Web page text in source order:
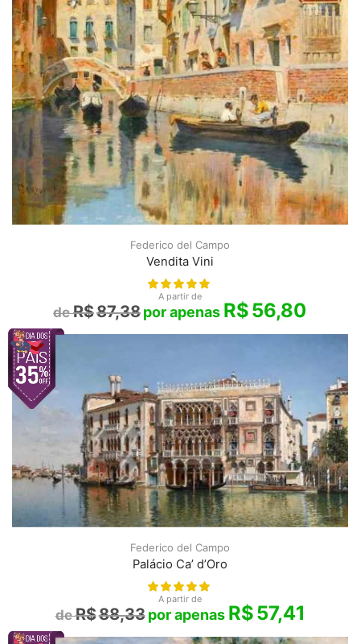
Federico del Campo
Vendita Vini
A partir de
R$87,38 R$56,80
Federico del Campo
Palácio Ca’ d’Oro
A partir de
R$88,33 R$57,41